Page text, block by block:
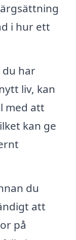
i hur ett
du har
liv, kan
med att
kan ge
du
att
på